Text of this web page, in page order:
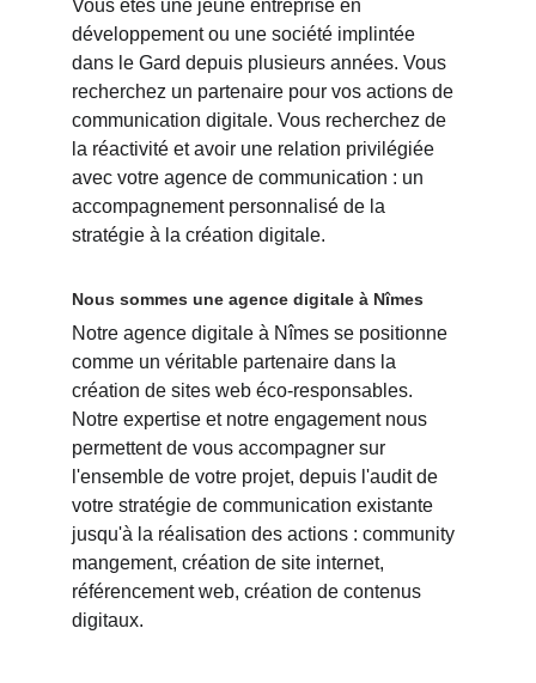
Vous êtes une jeune entreprise en
développement ou une société implintée
dans le Gard depuis plusieurs années. Vous
recherchez un partenaire pour vos actions de
communication digitale. Vous recherchez de
la réactivité et avoir une relation privilégiée
avec votre agence de communication : un
accompagnement personnalisé de la
stratégie à la création digitale.
Nous sommes une agence digitale à Nîmes
Notre agence digitale à Nîmes se positionne
comme un véritable partenaire dans la
création de sites web éco-responsables.
Notre expertise et notre engagement nous
permettent de vous accompagner sur
l'ensemble de votre projet, depuis l'audit de
votre stratégie de communication existante
jusqu'à la réalisation des actions : community
mangement, création de site internet,
référencement web, création de contenus
digitaux.